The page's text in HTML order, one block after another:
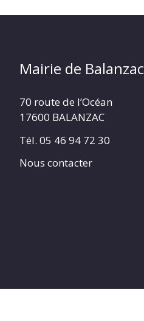
Mairie de Balanzac
70 route de l’Océan
17600 BALANZAC
Tél. 05 46 94 72 30
Nous contacter